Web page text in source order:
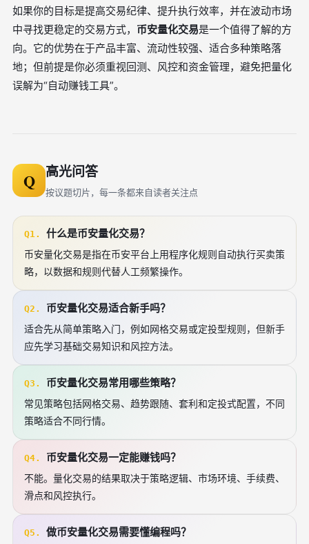
如果你的目标是提高交易纪律、提升执行效率，并在波动市场
中寻找更稳定的交易方式， 币安量化交易是一个值得了解的方
向。它的优势在于产品丰富、流动性较强、适合多种策略落
地；但前提是你必须重视回测、风控和资金管理，避免把量化
误解为“自动赚钱工具”。
Q 高光问答
按议题切片，每一条都来自读者关注点
Q1. 什么是币安量化交易？
币安量化交易是指在币安平台上用程序化规则自动执行买卖策
略，以数据和规则代替人工频繁操作。
Q2. 币安量化交易适合新手吗？
适合先从简单策略入门，例如网格交易或定投型规则，但新手
应先学习基础交易知识和风控方法。
Q3. 币安量化交易常用哪些策略？
常见策略包括网格交易、趋势跟随、套利和定投式配置，不同
策略适合不同行情。
Q4. 币安量化交易一定能赚钱吗？
不能。量化交易的结果取决于策略逻辑、市场环境、手续费、
滑点和风控执行。
Q5. 做币安量化交易需要懂编程吗？